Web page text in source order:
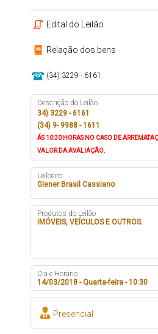
Edital do Leilão
Relação dos bens
(34) 3229 - 6161
Descrição do Leilão
34) 3229 - 6161
(34) 9- 9988 - 1611
ÁS 10:30 HORAS NO CASO DE
VALOR DA AVALIAÇÃO.
Leiloeiro
Glener Brasil Cassiano
Produtos do Leilão
IMÓVEIS, VEÍCULOS E OUTROS.
Dia e Horário
14/03/2018 - Quarta-feira - 10:30
Presencial